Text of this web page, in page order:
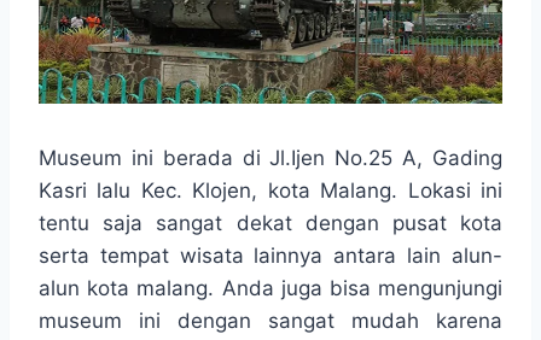
Museum ini berada di Jl.Ijen No.25 A, Gading
Kasri lalu Kec. Klojen, kota Malang. Lokasi ini
tentu saja sangat dekat dengan pusat kota
serta tempat wisata lainnya antara lain alun-
alun kota malang. Anda juga bisa mengunjungi
museum ini dengan sangat mudah karena